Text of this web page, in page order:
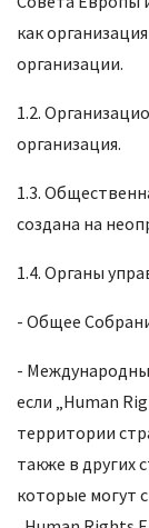
как
организации.
1.2.
организация.
1.3.
создана на
1.4. Органы
- Общее
-
если „Human
территории
также в других
которые могут